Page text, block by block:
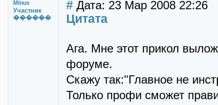
Minus
Участник
������
# Дата: 23 Мар 2008 22:26
Цитата
Ага. Мне этот прикол
форуме.
Скажу так:"Главное не
Только профи сможет